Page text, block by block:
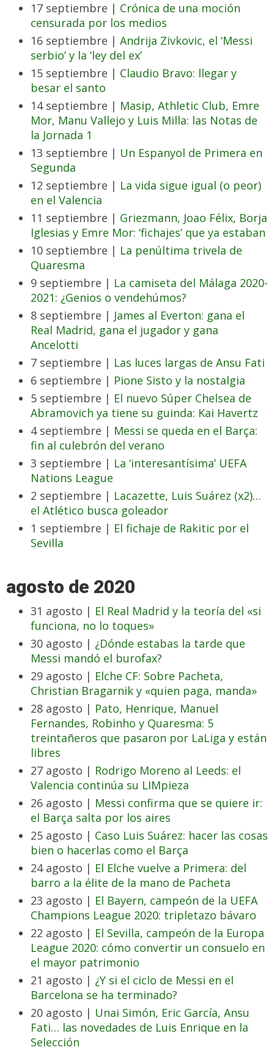
17 septiembre | Crónica de una moción
censurada por los medios
16 septiembre | Andrija Zivkovic, el ‘Messi
serbio’ y la ‘ley del ex’
15 septiembre | Claudio Bravo: llegar y
besar el santo
14 septiembre | Masip, Athletic Club, Emre
Mor, Manu Vallejo y Luis Milla: las Notas de
la Jornada 1
13 septiembre | Un Espanyol de Primera en
Segunda
12 septiembre | La vida sigue igual (o peor)
en el Valencia
11 septiembre | Griezmann, Joao Félix, Borja
Iglesias y Emre Mor: ‘fichajes’ que ya estaban
10 septiembre | La penúltima trivela de
Quaresma
9 septiembre | La camiseta del Málaga 2020-
2021: ¿Genios o vendehúmos?
8 septiembre | James al Everton: gana el
Real Madrid, gana el jugador y gana
Ancelotti
7 septiembre | Las luces largas de Ansu Fati
6 septiembre | Pione Sisto y la nostalgia
5 septiembre | El nuevo Súper Chelsea de
Abramovich ya tiene su guinda: Kai Havertz
4 septiembre | Messi se queda en el Barça:
fin al culebrón del verano
3 septiembre | La ‘interesantísima’ UEFA
Nations League
2 septiembre | Lacazette, Luis Suárez (x2)…
el Atlético busca goleador
1 septiembre | El fichaje de Rakitic por el
Sevilla
agosto de 2020
31 agosto | El Real Madrid y la teoría del «si
funciona, no lo toques»
30 agosto | ¿Dónde estabas la tarde que
Messi mandó el burofax?
29 agosto | Elche CF: Sobre Pacheta,
Christian Bragarnik y «quien paga, manda»
28 agosto | Pato, Henrique, Manuel
Fernandes, Robinho y Quaresma: 5
treintañeros que pasaron por LaLiga y están
libres
27 agosto | Rodrigo Moreno al Leeds: el
Valencia continúa su LIMpieza
26 agosto | Messi confirma que se quiere ir:
el Barça salta por los aires
25 agosto | Caso Luis Suárez: hacer las cosas
bien o hacerlas como el Barça
24 agosto | El Elche vuelve a Primera: del
barro a la élite de la mano de Pacheta
23 agosto | El Bayern, campeón de la UEFA
Champions League 2020: tripletazo bávaro
22 agosto | El Sevilla, campeón de la Europa
League 2020: cómo convertir un consuelo en
el mayor patrimonio
21 agosto | ¿Y si el ciclo de Messi en el
Barcelona se ha terminado?
20 agosto | Unai Simón, Eric García, Ansu
Fati… las novedades de Luis Enrique en la
Selección